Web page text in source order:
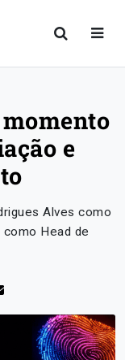
e
Alves como
Head de